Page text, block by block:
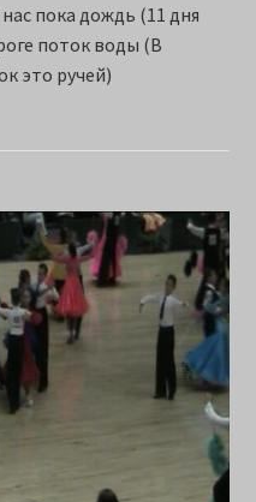
пока дождь (11 дня
поток воды (В
это ручей)